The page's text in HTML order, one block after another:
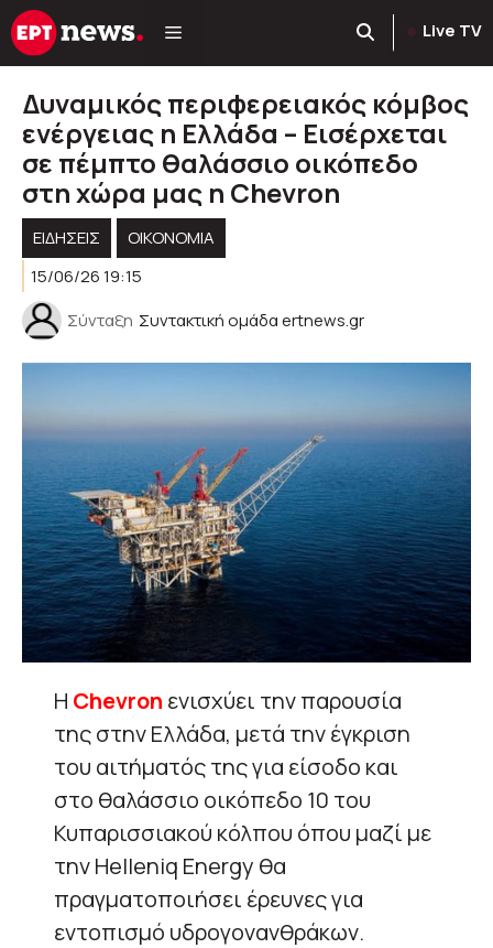
Μετάβαση
σε
Live TV
Δυναμικός περιφερειακός κόμβος
ενέργειας η Ελλάδα – Εισέρχεται
σε πέμπτο θαλάσσιο οικόπεδο
στη χώρα μας η Chevron
ΕΙΔΗΣΕΙΣ
ΟΙΚΟΝΟΜΙΑ
15/06/26 19:15
Σύνταξη Συντακτική ομάδα ertnews.gr
Η Chevron ενισχύει την παρουσία
της στην Ελλάδα, μετά την έγκριση
του αιτήματός της για είσοδο και
στο θαλάσσιο οικόπεδο 10 του
Κυπαρισσιακού κόλπου όπου μαζί με
την Helleniq Energy θα
πραγματοποιήσει έρευνες για
εντοπισμό υδρογονανθράκων.